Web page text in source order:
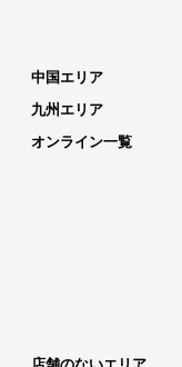
中国エリア
九州エリア
オンライン一覧